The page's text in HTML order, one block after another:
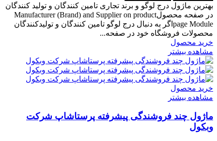
بهترین ماژول درج لوگو و برند تجاری تامین کنندگان و تولید کنندگان
در صفحه محصولManufacturer (Brand) and Supplier on product
page Moduleاگر به دنبال درج لوگو تامین کنندگان و تولیدکنندگان
محصولات فروشگاه خود در صفحه...
خرید محصول
مشاهده بیشتر
خرید محصول
مشاهده بیشتر
ماژول چند فروشندگی پیشرفته پرستاشاپ شرکت
وبکول